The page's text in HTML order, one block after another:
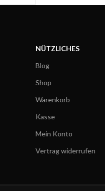
NÜTZLICHES
Blog
Shop
Warenkorb
Kasse
Mein Konto
Vertrag widerrufen